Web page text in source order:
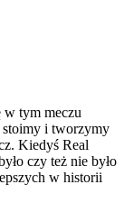
w tym meczu
stoimy i tworzymy
Kiedyś Real
czy też nie było
w historii